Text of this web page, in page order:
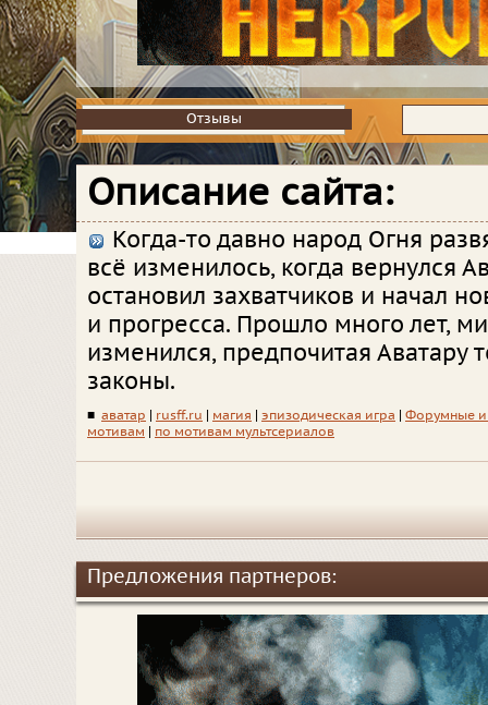
Отзывы
Отзывы
Описание сайта:
Когда-то давно народ Огня
всё изменилось, когда вернулся
остановил захватчиков и начал
и прогресса. Прошло много лет,
изменился, предпочитая Аватару
законы.
■ аватар rusff.ru магия эпизодическая игра
Форумные
мотивам
по мотивам мультсериалов
Предложения партнеров: